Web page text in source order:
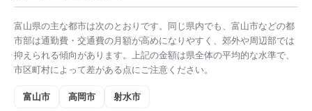
富山県の主な都市は次のとおりです。同じ県内でも、 富山市などの都
市部は通勤費・交通費の月額が高めになりやすく、郊外や周辺部では
抑えられる傾向があります。上記の金額は県全体の平均的な水準で、
市区町村によって差がある点にご注意ください。
富山市 高岡市 射水市